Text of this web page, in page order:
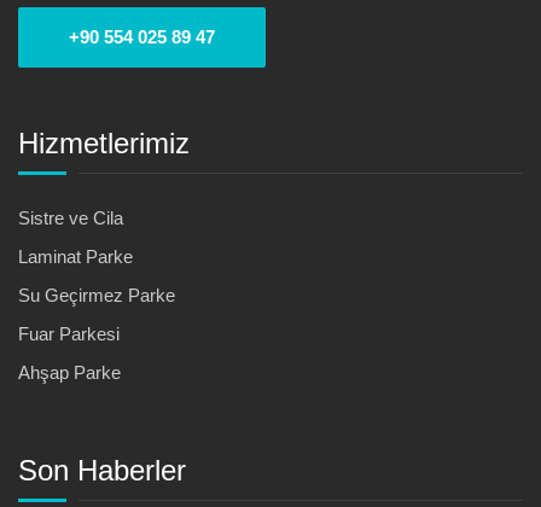
+90 554 025 89 47
Hizmetlerimiz
Sistre ve Cila
Laminat Parke
Su Geçirmez Parke
Fuar Parkesi
Ahşap Parke
Son Haberler